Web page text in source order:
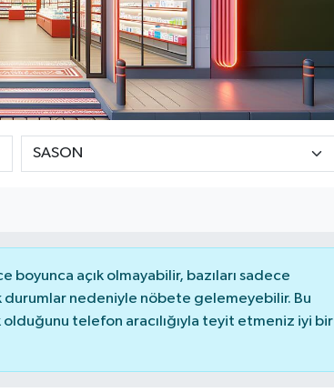
boyunca açık olmayabilir, bazıları sadece
nedeniyle nöbete gelemeyebilir. Bu
telefon aracılığıyla teyit etmeniz iyi bir